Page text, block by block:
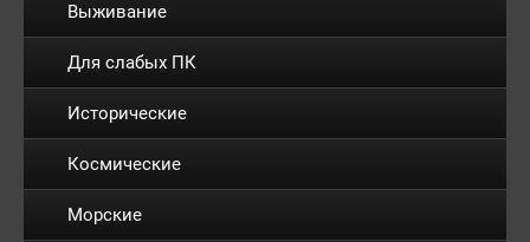
Выживание
Для слабых ПК
Исторические
Космические
Морские